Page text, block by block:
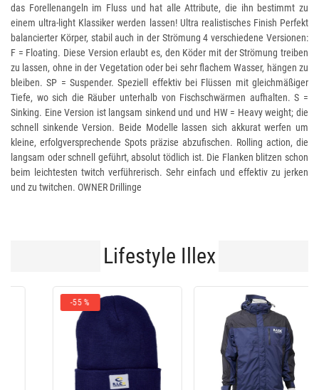
das Forellenangeln im Fluss und hat alle Attribute, die ihn bestimmt zu
einem ultra-light Klassiker werden lassen! Ultra realistisches Finish Perfekt
balancierter Körper, stabil auch in der Strömung 4 verschiedene Versionen:
F = Floating. Diese Version erlaubt es, den Köder mit der Strömung treiben
zu lassen, ohne in der Vegetation oder bei sehr flachem Wasser, hängen zu
bleiben. SP = Suspender. Speziell effektiv bei Flüssen mit gleichmäßiger
Tiefe, wo sich die Räuber unterhalb von Fischschwärmen aufhalten. S =
Sinking. Eine Version ist langsam sinkend und und HW = Heavy weight; die
schnell sinkende Version. Beide Modelle lassen sich akkurat werfen um
kleine, erfolgversprechende Spots präzise abzufischen. Rolling action, die
langsam oder schnell geführt, absolut tödlich ist. Die Flanken blitzen schon
beim leichtesten twitch verführerisch. Sehr einfach und effektiv zu jerken
und zu twitchen. OWNER Drillinge
Lifestyle Illex